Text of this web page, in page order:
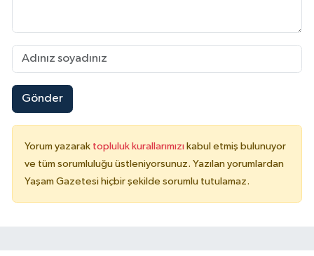
Gönder
Yorum yazarak topluluk kurallarımızı kabul etmiş bulunuyor
ve tüm sorumluluğu üstleniyorsunuz. Yazılan yorumlardan
Yaşam Gazetesi hiçbir şekilde sorumlu tutulamaz.